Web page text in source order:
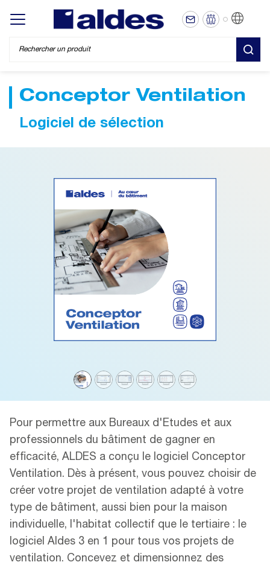
Display/hide main menu
Conceptor Ventilation
Logiciel de sélection
Pour permettre aux Bureaux d'Etudes et aux
professionnels du bâtiment de gagner en
efficacité, ALDES a conçu le logiciel Conceptor
Ventilation. Dès à présent, vous pouvez choisir de
créer votre projet de ventilation adapté à votre
type de bâtiment, aussi bien pour la maison
individuelle, l'habitat collectif que le tertiaire : le
logiciel Aldes 3 en 1 pour tous vos projets de
ventilation. Concevez et dimensionnez des